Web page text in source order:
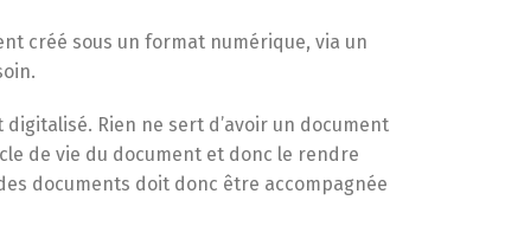
créé sous un format numérique, via un
Rien ne sert d’avoir un document
de vie du document et donc le rendre
documents doit donc être accompagnée